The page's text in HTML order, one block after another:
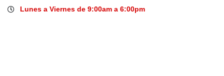
Lunes a Viernes de 9:00am a 6:00pm